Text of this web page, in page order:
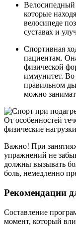
Велосипедный
которые
велосипеде
суставах и
Спортивная
пациентам.
физической
иммунитет. Во
правильном
можно
От особенностей
физические нагрузки
Важно! При
упражнений не
должны вызывать
боль, немедленно
Рекомендации
Составление
момент, который